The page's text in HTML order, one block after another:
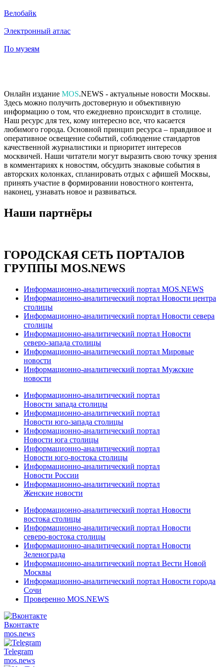
Велобайк
Электронный атлас
По музеям
Онлайн издание MOS.NEWS - актуальные новости Москвы.
Здесь можно получить достоверную и объективную
информацию о том, что ежедневно происходит в столице.
Наш ресурс для тех, кому интересно все, что касается
любимого города. Основной принцип ресурса – правдивое и
оперативное освещение событий, соблюдение стандартов
качественной журналистики и приоритет интересов
москвичей. Наши читатели могут выразить свою точку зрения
в комментариях к новостям, обсудить знаковые события в
авторских колонках, спланировать отдых с афишей Москвы,
принять участие в формировании новостного контента,
наконец, узнавать новое и развиваться.
Наши партнёры
ГОРОДСКАЯ СЕТЬ ПОРТАЛОВ
ГРУППЫ MOS.NEWS
Информационно-аналитический портал MOS.NEWS
Информационно-аналитический портал Новости центра
столицы
Информационно-аналитический портал Новости севера
столицы
Информационно-аналитический портал Новости
северо-запада столицы
Информационно-аналитический портал Мировые
новости
Информационно-аналитический портал Мужские
новости
Информационно-аналитический портал
Новости запада столицы
Информационно-аналитический портал
Новости юго-запада столицы
Информационно-аналитический портал
Новости юга столицы
Информационно-аналитический портал
Новости юго-востока столицы
Информационно-аналитический портал
Новости России
Информационно-аналитический портал
Женские новости
Информационно-аналитический портал Новости
востока столицы
Информационно-аналитический портал Новости
северо-востока столицы
Информационно-аналитический портал Новости
Зеленограда
Информационно-аналитический портал Вести Новой
Москвы
Информационно-аналитический портал Новости города
Сочи
Проверенно MOS.NEWS
Вконтакте
mos.news
Telegram
mos.news